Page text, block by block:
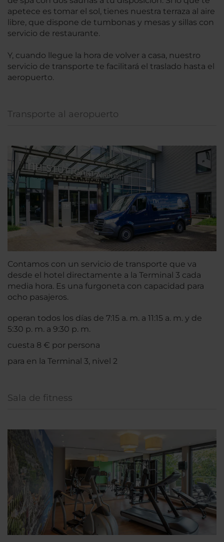
apetece es tomar el sol, tienes nuestra terraza al aire
libre, que dispone de tumbonas y mesas y sillas con
servicio de restaurante.
Y, cuando llegue la hora de volver a casa, nuestro
servicio de transporte te facilitará el traslado hasta el
aeropuerto.
Transporte al aeropuerto
Contamos con un servicio de transporte que va
desde el hotel directamente a la Terminal 3 cada
media hora. Es una furgoneta con capacidad para
ocho pasajeros.
operan todos los días de 7:15 a. m. a 11:15 a. m. y de
5:30 p. m. a 9:30 p. m.
cuesta 8 € por persona
para en la Terminal 3, nivel 2
Sala de fitness